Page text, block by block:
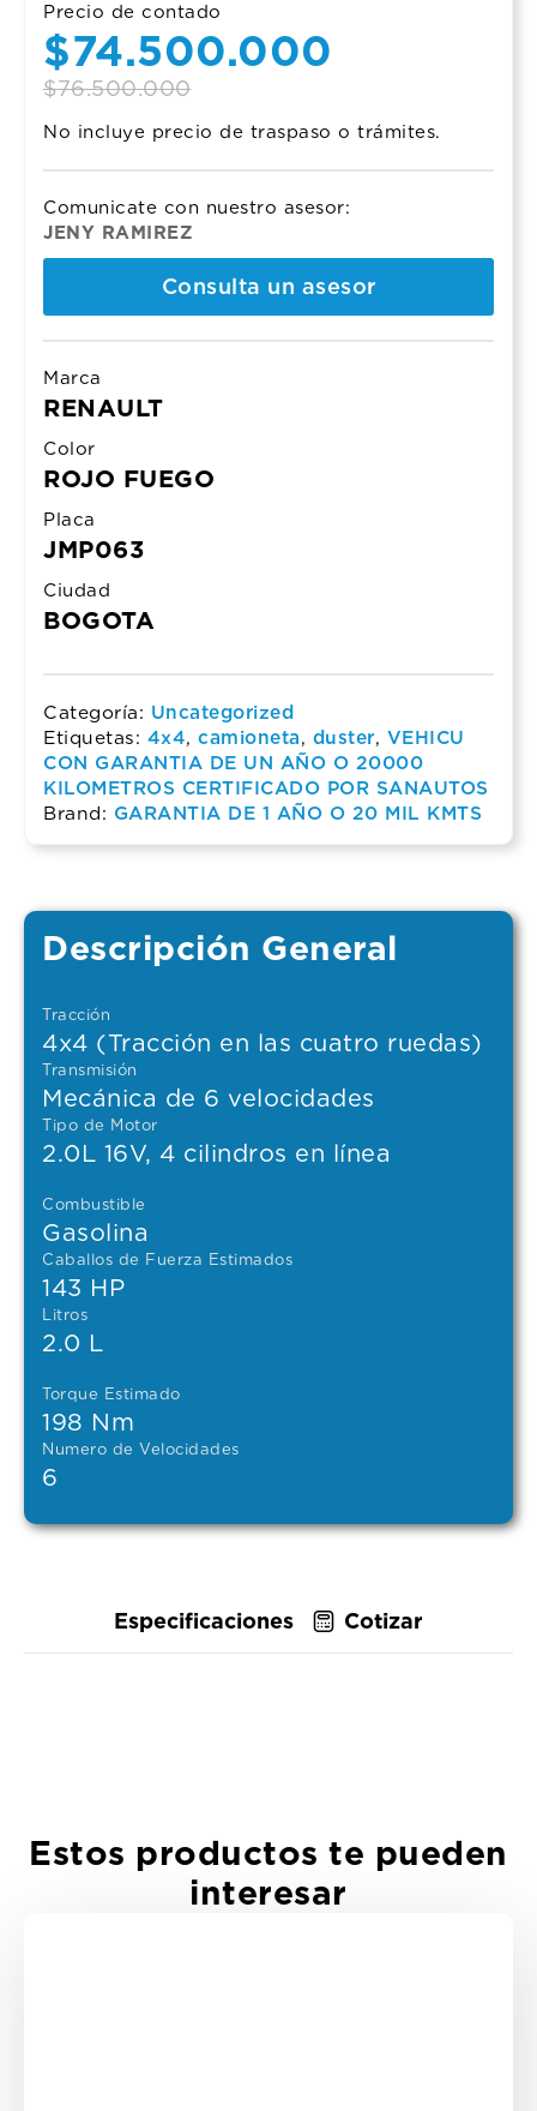
Precio de contado
$76.500.000
Original
price
was:
$76.500.000.
$74.500.000
Current
price
is:
$74.500.000.
No incluye precio de traspaso o trámites.
Comunicate con nuestro asesor:
JENY RAMIREZ
Consulta un asesor
Marca
RENAULT
Color
ROJO FUEGO
Placa
JMP063
Ciudad
BOGOTA
Categoría: Uncategorized
Etiquetas: 4x4, camioneta, duster, VEHICU
CON GARANTIA DE UN AÑO O 20000
KILOMETROS CERTIFICADO POR SANAUTOS
Brand: GARANTIA DE 1 AÑO O 20 MIL KMTS
Descripción General
Tracción
4x4 (Tracción en las cuatro ruedas)
Transmisión
Mecánica de 6 velocidades
Tipo de Motor
2.0L 16V, 4 cilindros en línea
Combustible
Gasolina
Caballos de Fuerza Estimados
143 HP
Litros
2.0 L
Torque Estimado
198 Nm
Numero de Velocidades
6
Especificaciones Cotizar
Estos productos te pueden
interesar